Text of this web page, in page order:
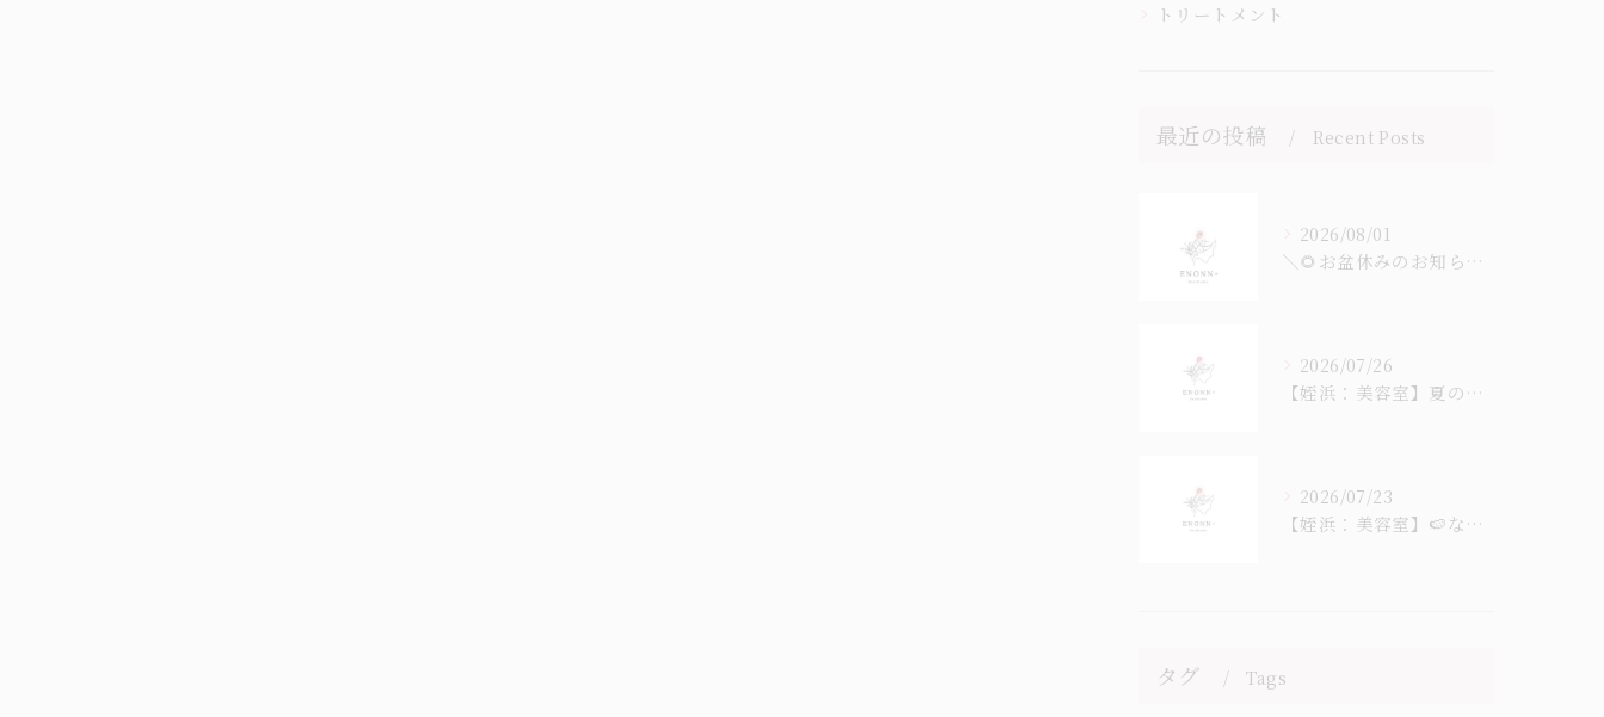
トリートメント
最近の投稿 Recent Posts
2026/08/01
＼🌻お盆休みのお知らせ🎐／
2026/07/26
【姪浜：美容室】夏のヘッドスパ始まっています
2026/07/23
【姪浜：美容室】🍉なつ！ナツ！夏！！！🎐
タグ Tags